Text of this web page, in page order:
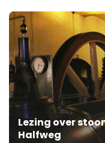
Lezing over
Halfweg